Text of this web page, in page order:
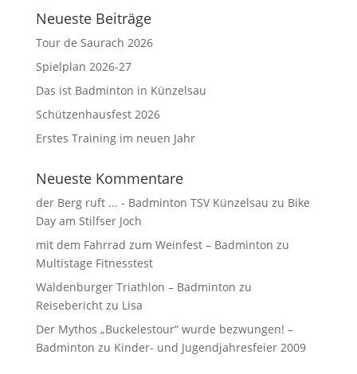
Neueste Beiträge
Tour de Saurach 2026
Spielplan 2026-27
Das ist Badminton in Künzelsau
Schützenhausfest 2026
Erstes Training im neuen Jahr
Neueste Kommentare
der Berg ruft ... - Badminton TSV Künzelsau zu Bike
Day am Stilfser Joch
mit dem Fahrrad zum Weinfest – Badminton zu
Multistage Fitnesstest
Waldenburger Triathlon – Badminton zu
Reisebericht zu Lisa
Der Mythos „Buckelestour“ wurde bezwungen! –
Badminton zu Kinder- und Jugendjahresfeier 2009